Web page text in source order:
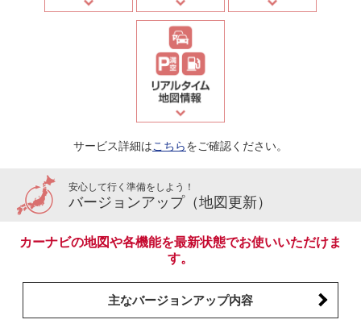
サービス詳細はこちらをご確認ください。
安心して行く準備をしよう！
バージョンアップ（地図更新）
カーナビの地図や各機能を最新状態でお使いいただけま
す。
主なバージョンアップ内容